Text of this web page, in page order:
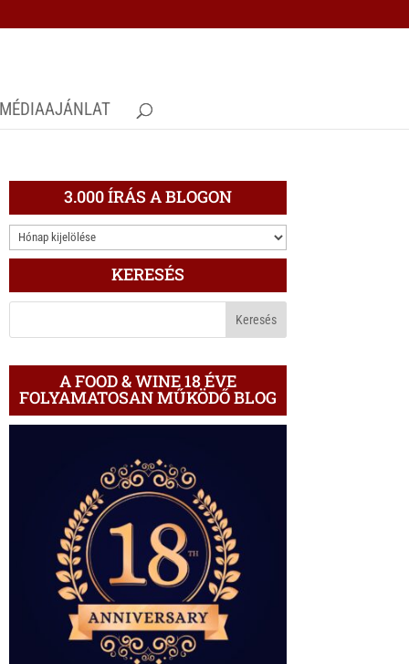
MÉDIAAJÁNLAT
3.000 ÍRÁS A BLOGON
3.000
ÍRÁS
BLOGON
KERESÉS
A FOOD & WINE 18 ÉVE
FOLYAMATOSAN MŰKÖDŐ BLOG